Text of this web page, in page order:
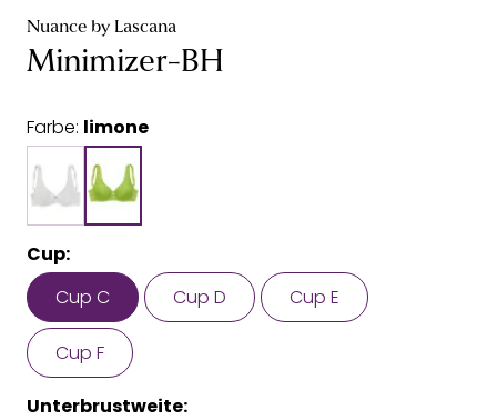
Nuance by Lascana
Minimizer-BH
Farbe: limone
Cup:
Cup C
Cup D Cup E
Cup F
Unterbrustweite: